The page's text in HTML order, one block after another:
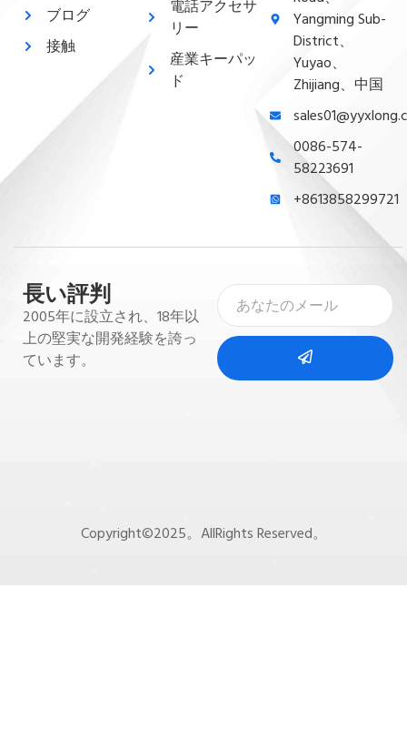
ブログ
接触
電話アクセサ
リー
産業キーパッ
ド
Yangming Sub-
District、
Yuyao、
Zhijiang、中国
0086-574-
58223691
+8613858299721
長い評判
2005年に設立され、18年以
上の堅実な開発経験を誇っ
ています。
Copyright©2025。AllRights Reserved。